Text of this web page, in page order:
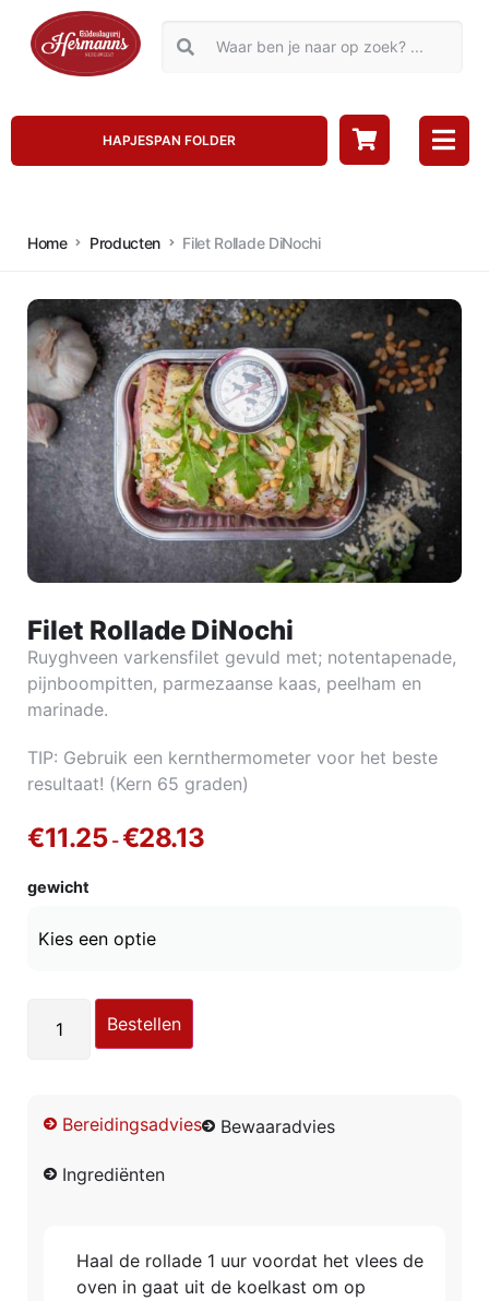
HAPJESPAN FOLDER
Home Producten Filet Rollade DiNochi
Filet Rollade DiNochi
Ruyghveen varkensfilet gevuld met; notentapenade,
pijnboompitten, parmezaanse kaas, peelham en
marinade.
TIP: Gebruik een kernthermometer voor het beste
resultaat! (Kern 65 graden)
€11.25 - €28.13
gewicht
Bestellen
Bereidingsadvies Bewaaradvies
Ingrediënten
Haal de rollade 1 uur voordat het vlees de
oven in gaat uit de koelkast om op